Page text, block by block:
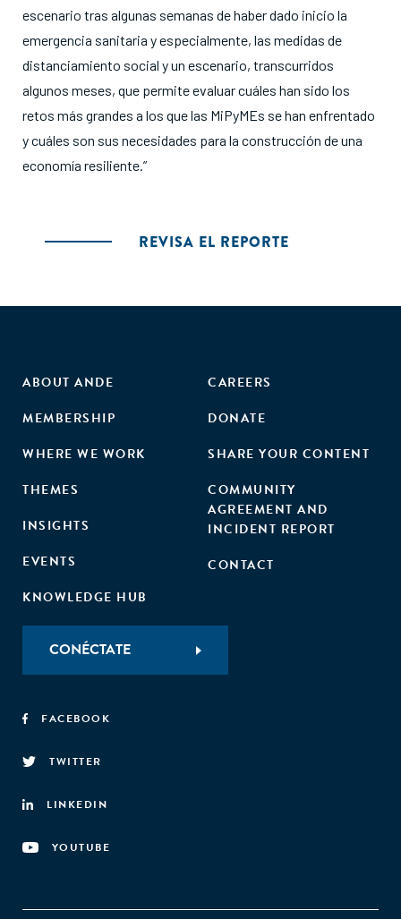
escenario tras algunas semanas de haber dado inicio la
emergencia sanitaria y especialmente, las medidas de
distanciamiento social y un escenario, transcurridos
algunos meses, que permite evaluar cuáles han sido los
retos más grandes a los que las MiPyMEs se han enfrentado
y cuáles son sus necesidades para la construcción de una
economía resiliente.”
REVISA EL REPORTE
ABOUT ANDE
MEMBERSHIP
WHERE WE WORK
THEMES
INSIGHTS
EVENTS
KNOWLEDGE HUB
CAREERS
DONATE
SHARE YOUR CONTENT
COMMUNITY
AGREEMENT AND
INCIDENT REPORT
CONTACT
CONÉCTATE
FACEBOOK
TWITTER
LINKEDIN
YOUTUBE